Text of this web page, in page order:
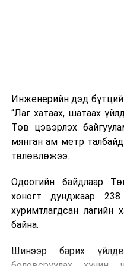
өдөр тутмын ажлын
практик ур чадварыг
Сургалтыг
жишээнд суурилсан
танилцах, онцгой
онол, практик
байна.
зохион байгуулах
Инженерийн дэд
“Лаг хатаах, шатаах
Төв цэвэрлэх
мянган ам метр
төлөвлөжээ.
Одоогийн байдлаар
хоногт дунджаар
хуримтлагдсан
байна.
Шинээр барих